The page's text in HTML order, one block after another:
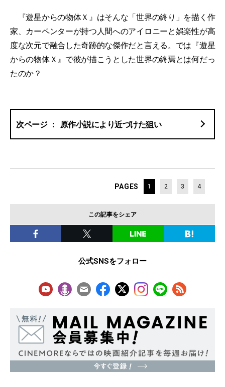
『遊星からの物体Ｘ』はそんな「世界の終り」を描く作
家、カーペンターが持つ人間へのアイロニーと娯楽性が高
度な次元で融合した奇跡的な傑作だと言える。では『遊星
からの物体Ｘ』で彼が描こうとした世界の終焉とは何だっ
たのか？
原作小説により近づけた狙い
PAGES 1 2 3 4
この記事をシェア
公式SNSをフォロー